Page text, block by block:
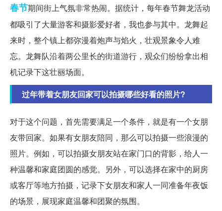
春节期间街上气氛非常热闹。据统计，每年春节舞龙活动
都吸引了大量游客和摄影爱好者，我也参与其中。龙舞起
来时，整个镇上都弥漫着炮声与焰火，壮观景象令人难
忘。龙舞队沿着两公里长的街道游行，观众们纷纷拿出相
机记录下这壮丽场面。
过年带着女朋友回家可以拍摄哪些好看的照片?
对于这个问题，首先需要满足一个条件，就是有一个女朋
友带回家。如果有女朋友陪同，那么可以拍摄一些浪漫的
照片。例如，可以拍摄女朋友站在家门口的背影，给人一
种温馨和家庭团圆的感觉。另外，可以选择在家中的厨房
或客厅等地方拍摄，记录下女朋友和家人一同准备年夜饭
的场景，展现家庭温馨和团聚的氛围。